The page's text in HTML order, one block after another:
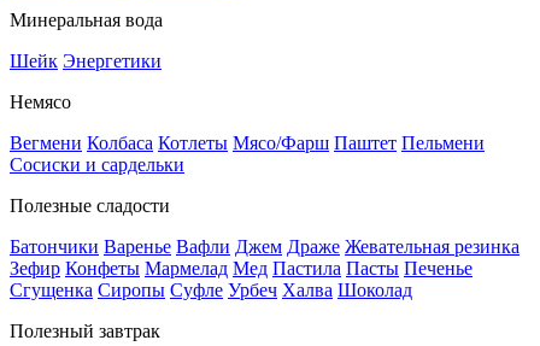
Минеральная вода
Шейк Энергетики
Немясо
Вегмени Колбаса Котлеты Мясо/Фарш Паштет Пельмени
Сосиски и сардельки
Полезные сладости
Батончики Варенье Вафли Джем Драже Жевательная резинка
Зефир Конфеты Мармелад Мед Пастила Пасты Печенье
Сгущенка Сиропы Суфле Урбеч Халва Шоколад
Полезный завтрак